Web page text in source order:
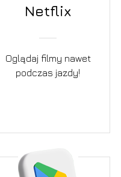
Netflix
Oglądaj filmy nawet
podczas jazdy!